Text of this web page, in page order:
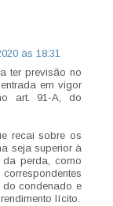
às 18:31
ter previsão no
em vigor
art. 91-A, do
recai sobre os
seja superior à
perda, como
do condenado e
lícito.